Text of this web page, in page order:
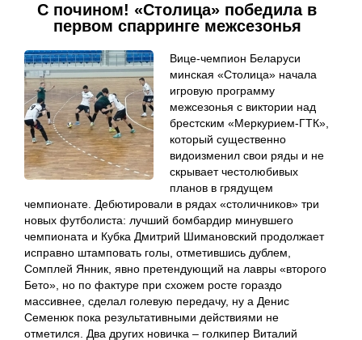
С почином! «Столица» победила в
первом спарринге межсезонья
Вице-чемпион Беларуси
минская «Столица» начала
игровую программу
межсезонья с виктории над
брестским «Меркурием-ГТК»,
который существенно
видоизменил свои ряды и не
скрывает честолюбивых
планов в грядущем
чемпионате. Дебютировали в рядах «столичников» три
новых футболиста: лучший бомбардир минувшего
чемпионата и Кубка Дмитрий Шимановский продолжает
исправно штамповать голы, отметившись дублем,
Сомплей Янник, явно претендующий на лавры «второго
Бето», но по фактуре при схожем росте гораздо
массивнее, сделал голевую передачу, ну а Денис
Семенюк пока результативными действиями не
отметился. Два других новичка – голкипер Виталий